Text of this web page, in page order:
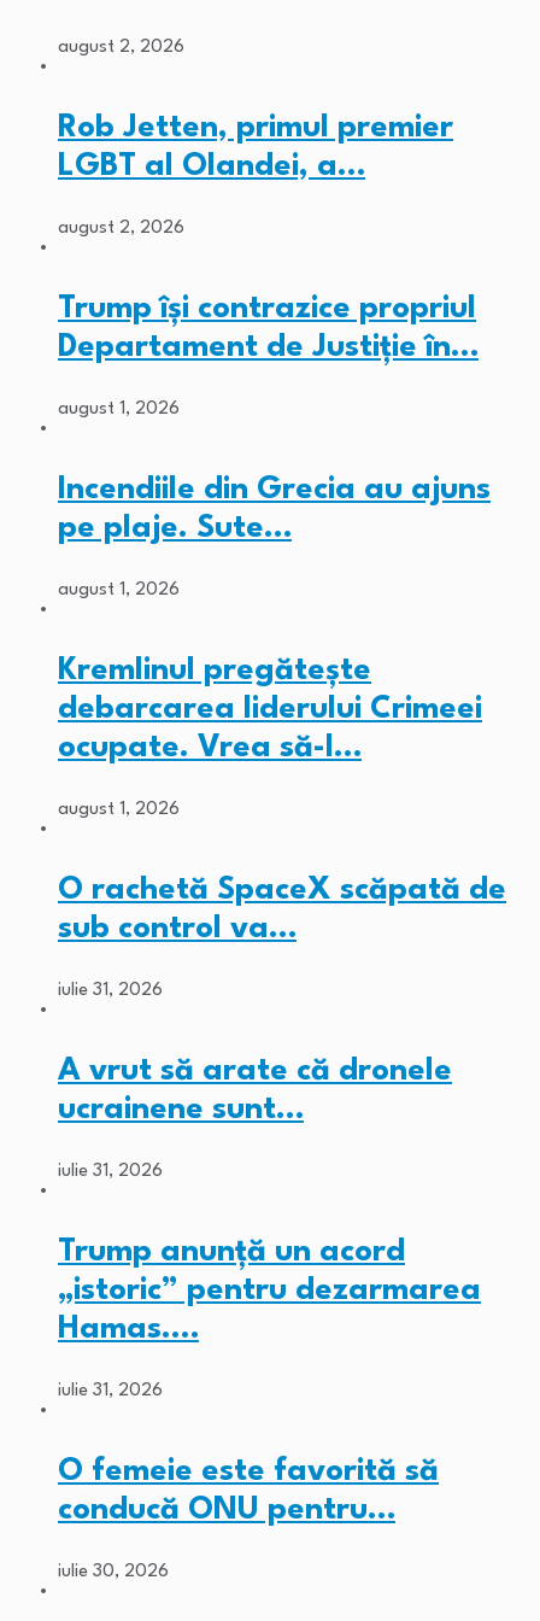
august 2, 2026
Rob Jetten, primul premier
LGBT al Olandei, a…
august 2, 2026
Trump își contrazice propriul
Departament de Justiție în…
august 1, 2026
Incendiile din Grecia au ajuns
pe plaje. Sute…
august 1, 2026
Kremlinul pregătește
debarcarea liderului Crimeei
ocupate. Vrea să-l…
august 1, 2026
O rachetă SpaceX scăpată de
sub control va…
iulie 31, 2026
A vrut să arate că dronele
ucrainene sunt…
iulie 31, 2026
Trump anunță un acord
„istoric” pentru dezarmarea
Hamas.…
iulie 31, 2026
O femeie este favorită să
conducă ONU pentru…
iulie 30, 2026